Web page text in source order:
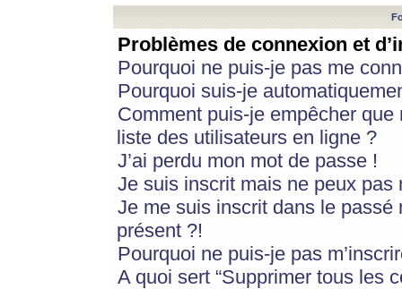
Problèmes de connexion et
Pourquoi ne puis-je pas me
Pourquoi suis-je
Comment puis-je empêcher
liste des utilisateurs en ligne ?
J’ai perdu mon mot de passe !
Je suis inscrit mais ne peux pas
Je me suis inscrit dans le
présent ?!
Pourquoi ne puis-je pas
A quoi sert “Supprimer tous les